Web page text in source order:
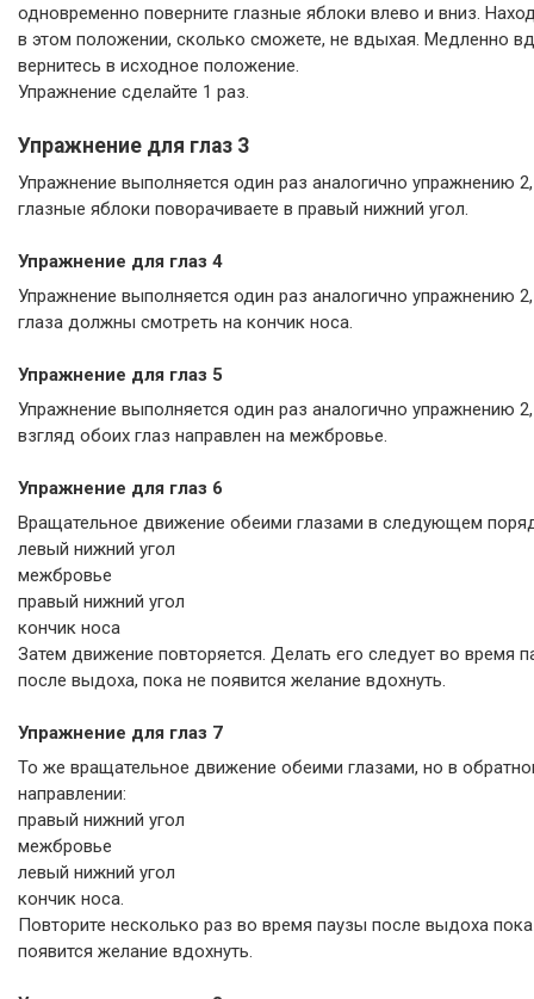
одновременно поверните глазные яблоки влево и вниз.
в этом положении, сколько сможете, не вдыхая. Медленно
вернитеcь в исходное положение.
Упражнение сделайте 1 раз.
Упражнение для глаз 3
Упражнение выполняется один раз аналогично упражнению
глазные яблоки поворачиваете в правый нижний угол.
Упражнение для глаз 4
Упражнение выполняется один раз аналогично упражнению
глаза должны смотреть на кончик носа.
Упражнение для глаз 5
Упражнение выполняется один раз аналогично упражнению
взгляд обоих глаз направлен на межбровье.
Упражнение для глаз 6
Вращательное движение обеими глазами в следующем
левый нижний угол
межбровье
правый нижний угол
кончик носа
Затем движение повторяется. Делать его следует во время
после выдоха, пока не появится желание вдохнуть.
Упражнение для глаз 7
То же вращательное движение обеими глазами, но в
направлении:
правый нижний угол
межбровье
левый нижний угол
кончик носа.
Повторите несколько раз во время паузы после выдоха
появится желание вдохнуть.